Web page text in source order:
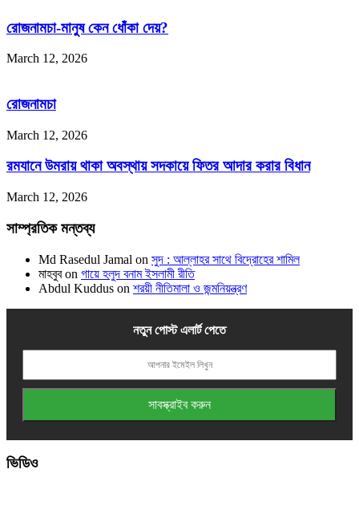
রোজনামচা-মানুষ কেন ধোঁকা দেয়?
March 12, 2026
রোজনামচা
March 12, 2026
রমযানে উমরায় থাকা অবস্থায় সদকায়ে ফিতর আদার করার বিধান
March 12, 2026
সাম্প্রতিক মন্তব্য
Md Rasedul Jamal on সুদ : আল্লাহর সাথে বিদ্রোহের শামিল
মাহবুবon গায়ে হলুদ বনাম ইসলামী রীতি
Abdul Kuddus on শরয়ী নীতিমালা ও জন্মনিয়ন্ত্রণ
নতুন পোস্ট এলার্ট পেতে
ভিডিও